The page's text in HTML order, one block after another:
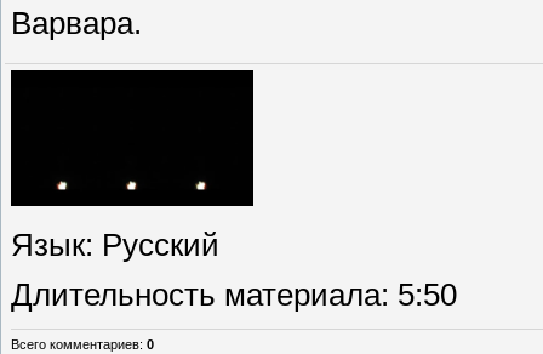
Варвара.
Язык: Русский
Длительность материала: 5:50
Всего комментариев: 0